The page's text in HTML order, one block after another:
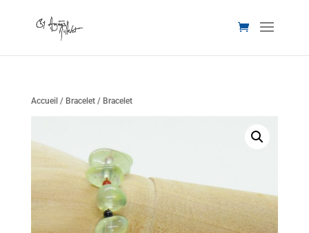
Accueil / Bracelet/ Bracelet